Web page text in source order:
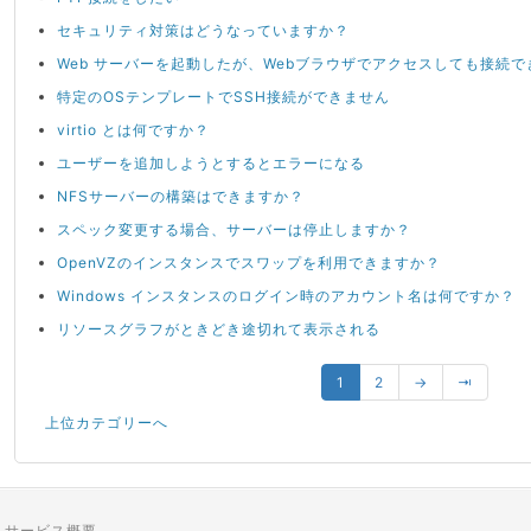
セキュリティ対策はどうなっていますか？
Web サーバーを起動したが、Webブラウザでアクセスしても接続で
特定のOSテンプレートでSSH接続ができません
virtio とは何ですか？
ユーザーを追加しようとするとエラーになる
NFSサーバーの構築はできますか？
スペック変更する場合、サーバーは停止しますか？
OpenVZのインスタンスでスワップを利用できますか？
Windows インスタンスのログイン時のアカウント名は何ですか？
リソースグラフがときどき途切れて表示される
1 2 → ⇥
上位カテゴリーへ